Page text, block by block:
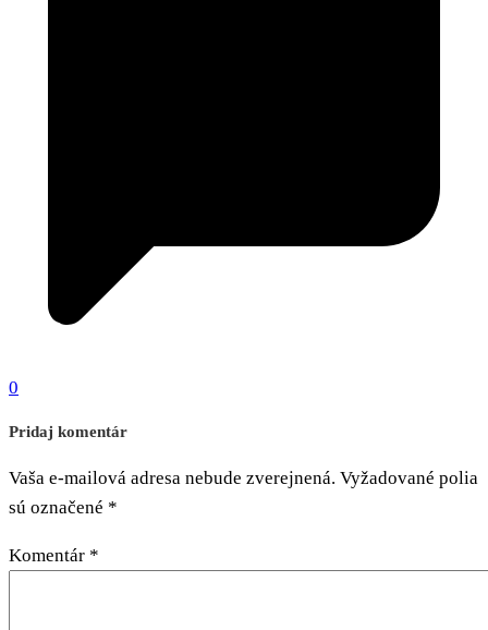
0
Pridaj komentár
Vaša e-mailová adresa nebude zverejnená. Vyžadované polia
sú označené *
Komentár *